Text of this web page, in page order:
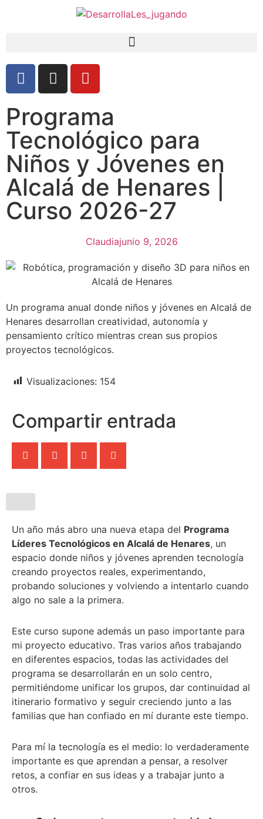
Programa
Tecnológico para
Niños y Jóvenes en
Alcalá de Henares |
Curso 2026-27
Claudiajunio 9, 2026
Un programa anual donde niños y jóvenes en Alcalá de
Henares desarrollan creatividad, autonomía y
pensamiento crítico mientras crean sus propios
proyectos tecnológicos.
Visualizaciones: 154
Compartir entrada
Un año más abro una nueva etapa del Programa
Líderes Tecnológicos en Alcalá de Henares, un
espacio donde niños y jóvenes aprenden tecnología
creando proyectos reales, experimentando,
probando soluciones y volviendo a intentarlo cuando
algo no sale a la primera.
Este curso supone además un paso importante para
mi proyecto educativo. Tras varios años trabajando
en diferentes espacios, todas las actividades del
programa se desarrollarán en un solo centro,
permitiéndome unificar los grupos, dar continuidad al
itinerario formativo y seguir creciendo junto a las
familias que han confiado en mí durante este tiempo.
Para mí la tecnología es el medio: lo verdaderamente
importante es que aprendan a pensar, a resolver
retos, a confiar en sus ideas y a trabajar junto a
otros.